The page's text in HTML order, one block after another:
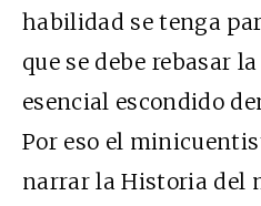
habilidad se tenga
que se debe rebasar
esencial escondido
Por eso el
narrar la Historia del